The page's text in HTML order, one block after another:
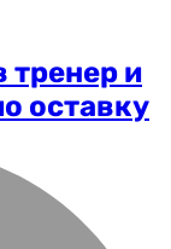
тренер и
оставку